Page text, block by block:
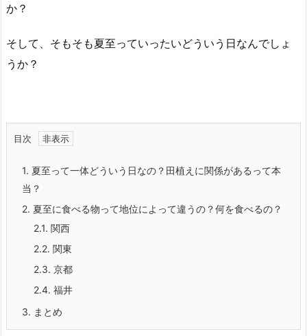
か？
そして、そもそも夏至っていったいどういう日なんでしょ
うか？
目次
1. 夏至って一体どういう日なの？田植えに関係があるって本
当？
2. 夏至に食べる物って地位によって違うの？何を食べるの？
2.1. 関西
2.2. 関東
2.3. 京都
2.4. 福井
3. まとめ